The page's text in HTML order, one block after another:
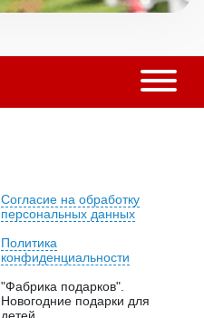
Согласие на обработку
персональных данных
Политика
конфиденциальности
"Фабрика подарков".
Новогодние подарки для